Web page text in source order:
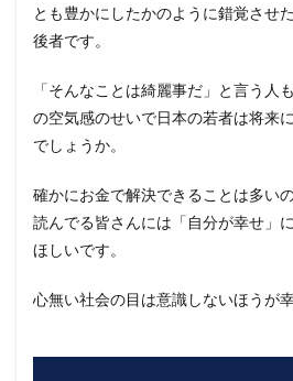
とも豊かにしたかのように錯覚させ
後者です。
「そんなことは綺麗事だ」と言う人
の空気感のせいで日本の若者は将来
でしょうか。
確かにお金で解決できることは多い
読んでる皆さんには「自分が幸せ」
ほしいです。
心無い社会の目は意識しないほうが